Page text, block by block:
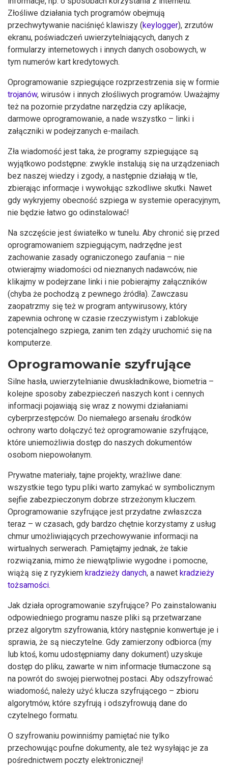
Złośliwe działania tych programów obejmują
przechwytywanie naciśnięć klawiszy (keylogger), zrzutów
ekranu, poświadczeń uwierzytelniających, danych z
formularzy internetowych i innych danych osobowych, w
tym numerów kart kredytowych.
Oprogramowanie szpiegujące rozprzestrzenia się w formie
trojanów, wirusów i innych złośliwych programów. Uważajmy
też na pozornie przydatne narzędzia czy aplikacje,
darmowe oprogramowanie, a nade wszystko – linki i
załączniki w podejrzanych e-mailach.
Zła wiadomość jest taka, że programy szpiegujące są
wyjątkowo podstępne: zwykle instalują się na urządzeniach
bez naszej wiedzy i zgody, a następnie działają w tle,
zbierając informacje i wywołując szkodliwe skutki. Nawet
gdy wykryjemy obecność szpiega w systemie operacyjnym,
nie będzie łatwo go odinstalować!
Na szczęście jest światełko w tunelu. Aby chronić się przed
oprogramowaniem szpiegującym, nadrzędne jest
zachowanie zasady ograniczonego zaufania – nie
otwierajmy wiadomości od nieznanych nadawców, nie
klikajmy w podejrzane linki i nie pobierajmy załączników
(chyba że pochodzą z pewnego źródła). Zawczasu
zaopatrzmy się też w program antywirusowy, który
zapewnia ochronę w czasie rzeczywistym i zablokuje
potencjalnego szpiega, zanim ten zdąży uruchomić się na
komputerze.
Oprogramowanie szyfrujące
Silne hasła, uwierzytelnianie dwuskładnikowe, biometria –
kolejne sposoby zabezpieczeń naszych kont i cennych
informacji pojawiają się wraz z nowymi działaniami
cyberprzestępców. Do niemałego arsenału środków
ochrony warto dołączyć też oprogramowanie szyfrujące,
które uniemożliwia dostęp do naszych dokumentów
osobom niepowołanym.
Prywatne materiały, tajne projekty, wrażliwe dane:
wszystkie tego typu pliki warto zamykać w symbolicznym
sejfie zabezpieczonym dobrze strzeżonym kluczem.
Oprogramowanie szyfrujące jest przydatne zwłaszcza
teraz – w czasach, gdy bardzo chętnie korzystamy z usług
chmur umożliwiających przechowywanie informacji na
wirtualnych serwerach. Pamiętajmy jednak, że takie
rozwiązania, mimo że niewątpliwie wygodne i pomocne,
wiążą się z ryzykiem kradzieży danych, a nawet kradzieży
tożsamości.
Jak działa oprogramowanie szyfrujące? Po zainstalowaniu
odpowiedniego programu nasze pliki są przetwarzane
przez algorytm szyfrowania, który następnie konwertuje je i
sprawia, że są nieczytelne. Gdy zamierzony odbiorca (my
lub ktoś, komu udostępniamy dany dokument) uzyskuje
dostęp do pliku, zawarte w nim informacje tłumaczone są
na powrót do swojej pierwotnej postaci. Aby odszyfrować
wiadomość, należy użyć klucza szyfrującego – zbioru
algorytmów, które szyfrują i odszyfrowują dane do
czytelnego formatu.
O szyfrowaniu powinniśmy pamiętać nie tylko
przechowując poufne dokumenty, ale też wysyłając je za
pośrednictwem poczty elektronicznej!